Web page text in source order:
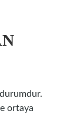
ortaya